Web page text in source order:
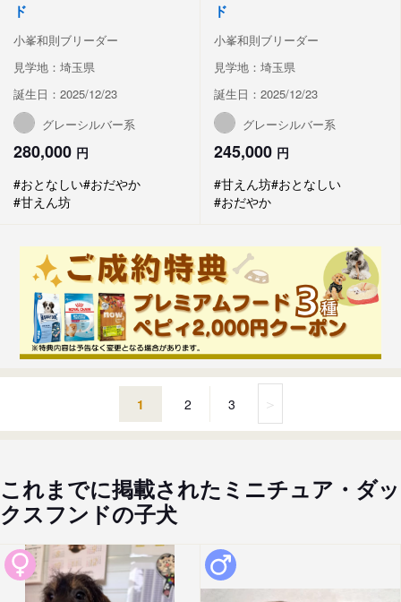
ド
小峯和則ブリーダー
見学地：埼玉県
誕生日：2025/12/23
グレーシルバー系
280,000 円
#おとなしい#おだやか
#甘えん坊
ド
小峯和則ブリーダー
見学地：埼玉県
誕生日：2025/12/23
グレーシルバー系
245,000 円
#甘えん坊#おとなしい
#おだやか
1 2 3 ＞
これまでに掲載されたミニチュア・ダッ
クスフンドの子犬